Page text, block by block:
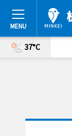
37°C